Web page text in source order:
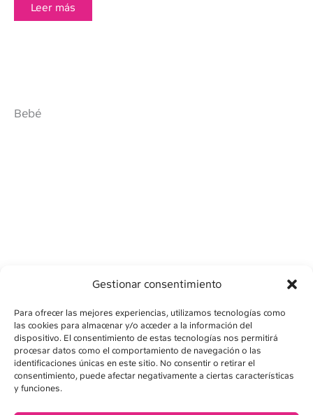
Gestionar consentimiento
Para ofrecer las mejores experiencias, utilizamos tecnologías como
las cookies para almacenar y/o acceder a la información del
dispositivo. El consentimiento de estas tecnologías nos permitirá
procesar datos como el comportamiento de navegación o las
identificaciones únicas en este sitio. No consentir o retirar el
consentimiento, puede afectar negativamente a ciertas características
y funciones.
Leer más
Bebé
AVISO LEGAL